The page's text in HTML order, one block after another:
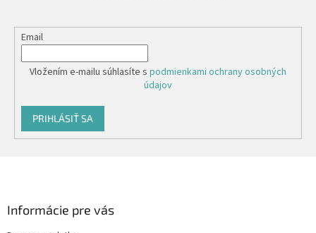
Email
Vložením e-mailu súhlasíte s podmienkami ochrany osobných
údajov
PRIHLÁSIŤ SA
Informácie pre vás